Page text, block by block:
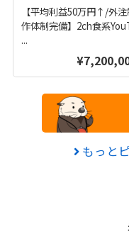
【平均利益50万円↑/外注
作体制完備】2ch食系
...
もっと